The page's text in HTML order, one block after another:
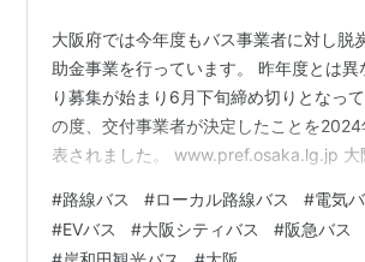
大阪府では今年度もバス事業者に対し脱
助金事業を行っています。 昨年度とは異
り募集が始まり6月下旬締め切りとなっ
の度、交付事業者が決定したことを
表されました。 www.pref.osaka.lg.jp 大
同補助金制度を初めて活用するのが南海
光バスの2社です。 南海バスは堺市内の
#路線バス #ローカル路線バス #電気
#EVバス #大阪シティバス #阪急バス